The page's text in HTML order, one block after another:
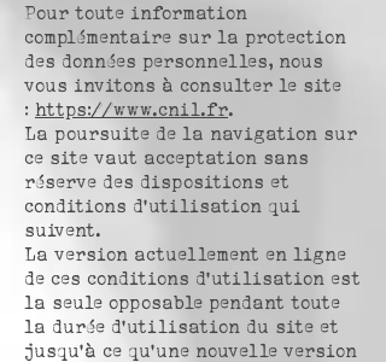
Pour toute information
complémentaire sur la protection
des données personnelles, nous
vous invitons à consulter le site
: https://www.cnil.fr.
La poursuite de la navigation sur
ce site vaut acceptation sans
réserve des dispositions et
conditions d’utilisation qui
suivent.
La version actuellement en ligne
de ces conditions d’utilisation est
la seule opposable pendant toute
la durée d’utilisation du site et
jusqu’à ce qu’une nouvelle version